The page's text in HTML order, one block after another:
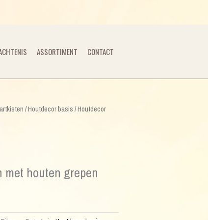
ASSORTIMENT CONTACT
/Houtdecor basis / Houtdecor
met houten grepen